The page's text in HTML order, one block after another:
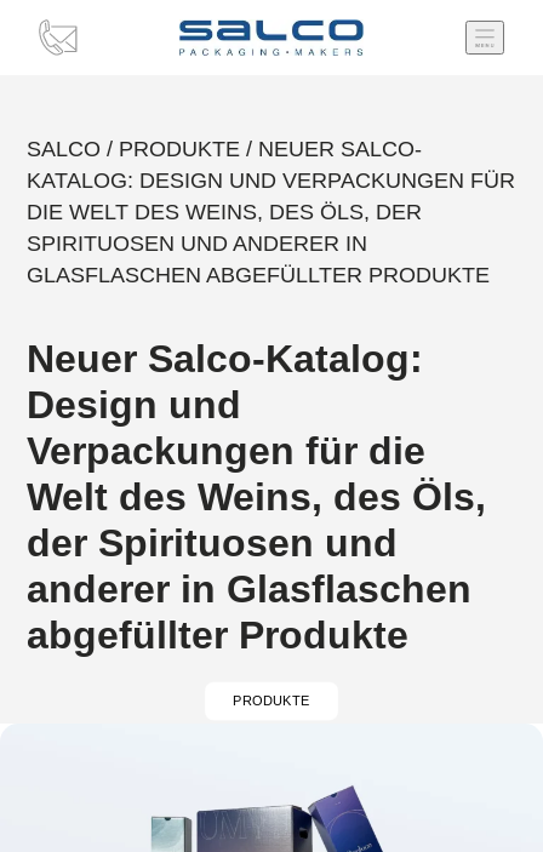
SALCO / PRODUKTE / NEUER SALCO-
KATALOG: DESIGN UND VERPACKUNGEN FÜR
DIE WELT DES WEINS, DES ÖLS, DER
SPIRITUOSEN UND ANDERER IN
GLASFLASCHEN ABGEFÜLLTER PRODUKTE
Neuer Salco-Katalog:
Design und
Verpackungen für die
Welt des Weins, des Öls,
der Spirituosen und
anderer in Glasflaschen
abgefüllter Produkte
PRODUKTE